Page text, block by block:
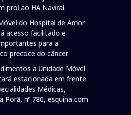
prol ao HA Naviraí.
do Hospital de Amor
acesso facilitado e
para a
precoce do câncer.
a Unidade Móvel
estacionada em frente
Médicas,
Porã, nº 780, esquina com